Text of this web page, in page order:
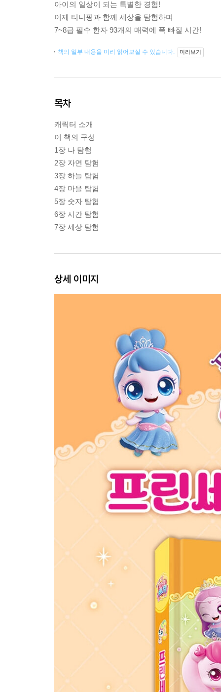
아이의 일상이 되는 특별한 경험!
이제 티니핑과 함께 세상을 탐험하며
7~8급 필수 한자 93개의 매력에 푹 빠질 시간!
책의 일부 내용을 미리 읽어보실 수 있습니다. 미리보기
목차
캐릭터 소개
이 책의 구성
1장 나 탐험
2장 자연 탐험
3장 하늘 탐험
4장 마을 탐험
5장 숫자 탐험
6장 시간 탐험
7장 세상 탐험
상세 이미지